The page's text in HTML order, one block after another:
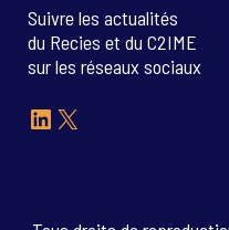
Suivre les actualités
du Recies et du C2IME
sur les réseaux sociaux
LinkedIn
X